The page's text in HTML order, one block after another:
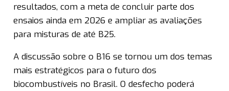
resultados, com a meta de concluir parte dos
ensaios ainda em 2026 e ampliar as avaliações
para misturas de até B25.
A discussão sobre o B16 se tornou um dos temas
mais estratégicos para o futuro dos
biocombustíveis no Brasil. O desfecho poderá